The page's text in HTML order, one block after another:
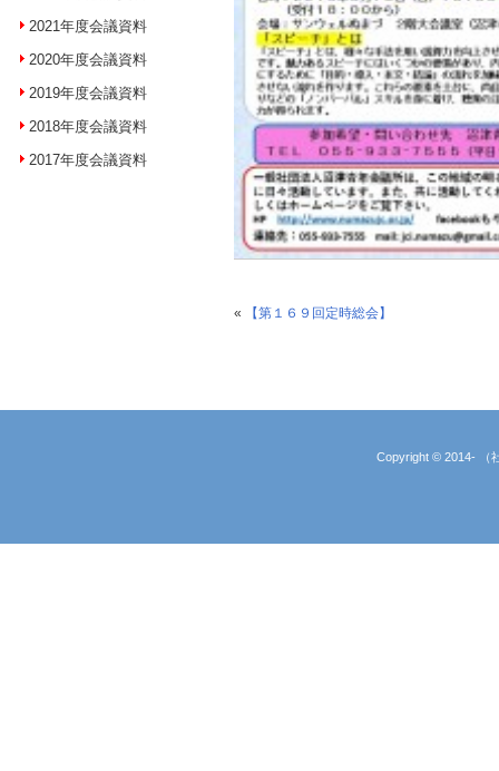
2021年度会議資料
2020年度会議資料
2019年度会議資料
2018年度会議資料
2017年度会議資料
« 【第１６９回定時総会】
Copyright © 2014- （